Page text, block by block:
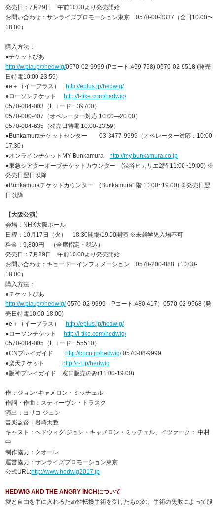
発売日：7月29日 午前10:00より発売開始
お問い合わせ：サンライズプロモーション東京 0570-00-3337（全日10:00〜
18:00）
購入方法：
●チケットぴあ
http://w.pia.jp/t/hedwig/0570-02-9999 (Pコード:459-768) 0570-02-9518 (発売
日特電10:00-23:59)
●e＋（イープラス）http://eplus.jp/hedwig/
●ローソンチケットhttp://l-tike.com/hedwig/
0570-084-003（Lコード：39700）
0570-000-407（オペレーター対応 10:00—20:00）
0570-084-635（発売日特電 10:00-23:59）
●Bunkamuraチケットセンター 03-3477-9999（オペレーター対応：10:00-
17:30）
●オンラインチケットMY Bunkamurahttp://my.bunkamura.co.jp
●東急シアターオーブチケットカウンター (渋谷ヒカリエ2階 11:00~19:00) ※
発売日翌日以降
●Bunkamuraチケットカウンター (Bunkamura1階 10:00~19:00) ※発売日翌
日以降
【大阪公演】
会場：NHK大阪ホール
日程：10月17日（火） 18:30開場/19:00開演 ※未就学児入場不可
料金：9,800円 （全席指定・税込）
発売日：7月29日 午前10:00より発売開始
お問い合わせ：キョードーインフォメーション 0570-200-888（10:00-
18:00）
購入方法：
●チケットぴあ
http://w.pia.jp/t/hedwig/0570-02-9999（Pコード:480-417）0570-02-9568 (発
売日特電10:00-18:00)
●e＋（イープラス）http://eplus.jp/hedwig/
●ローソンチケットhttp://l-tike.com/hedwig/
0570-084-005（Lコード：55510）
●CNプレイガイドhttp://cncn.jp/hedwig/0570-08-9999
●楽天チケットhttp://r-t.jp/hedwig
●阪神プレイガイド 窓口販売のみ(11:00-19:00)
作：ジョン･キャメロン・ミッチェル
作詞・作曲：スティーヴン・トラスク
演出：ヨリコ ジュン
音楽監督：岩崎太整
キャスト：ヘドウィグ:ジョン・キャメロン・ミッチェル、イツァーク： 中村
中
制作協力：クオーレ
運営協力：サンライズプロモーション東京
公式URL:http://www.hedwig2017.jp
HEDWIG AND THE ANGRY INCHについて
愛と自由を手に入れるため性転換手術を受けたものの、手術の失敗によって股